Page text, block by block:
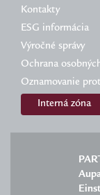
Kontakty
ESG informácia
Výročné správy
Ochrana
Oznamovanie
Interná zóna